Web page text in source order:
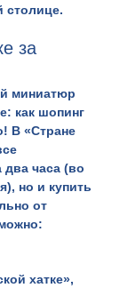
столице.
за
миниатюр
как шопинг
В «Стране
два часа (во
но и купить
от
хатке»,